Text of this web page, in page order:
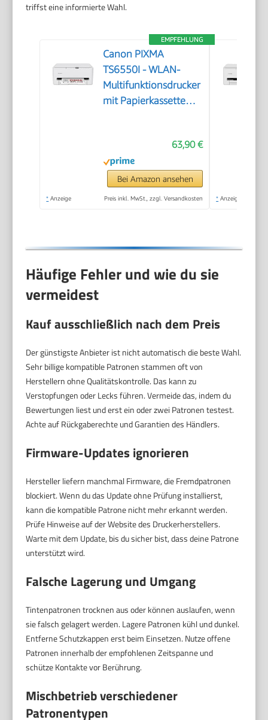
triffst eine informierte Wahl.
EMPFEHLUNG
Canon PIXMA
TS6550I - WLAN-
Multifunktionsdrucker
mit Papierkassette
vom Smartphone
leicht gemacht PIXMA
Print Plan kompatibel
63,90 €
Bei Amazon ansehen
* Anzeige Preis inkl. MwSt., zzgl. Versandkosten * Anzeige
Häufige Fehler und wie du sie
vermeidest
Kauf ausschließlich nach dem Preis
Der günstigste Anbieter ist nicht automatisch die beste Wahl.
Sehr billige kompatible Patronen stammen oft von
Herstellern ohne Qualitätskontrolle. Das kann zu
Verstopfungen oder Lecks führen. Vermeide das, indem du
Bewertungen liest und erst ein oder zwei Patronen testest.
Achte auf Rückgaberechte und Garantien des Händlers.
Firmware-Updates ignorieren
Hersteller liefern manchmal Firmware, die Fremdpatronen
blockiert. Wenn du das Update ohne Prüfung installierst,
kann die kompatible Patrone nicht mehr erkannt werden.
Prüfe Hinweise auf der Website des Druckerherstellers.
Warte mit dem Update, bis du sicher bist, dass deine Patrone
unterstützt wird.
Falsche Lagerung und Umgang
Tintenpatronen trocknen aus oder können auslaufen, wenn
sie falsch gelagert werden. Lagere Patronen kühl und dunkel.
Entferne Schutzkappen erst beim Einsetzen. Nutze offene
Patronen innerhalb der empfohlenen Zeitspanne und
schütze Kontakte vor Berührung.
Mischbetrieb verschiedener
Patronentypen